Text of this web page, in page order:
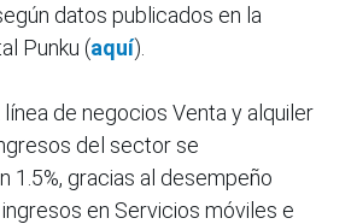
datos publicados en la
Punku (aquí).
de negocios Venta y alquiler
del sector se
1.5%, gracias al desempeño
en Servicios móviles e